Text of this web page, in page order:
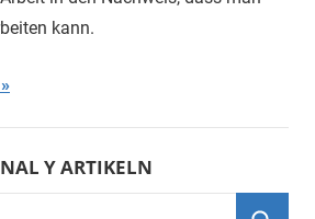
kann.
Y ARTIKELN